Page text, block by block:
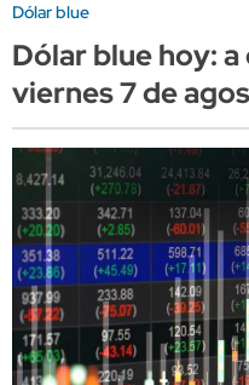
Dólar blue
Dólar blue hoy:
viernes 7 de